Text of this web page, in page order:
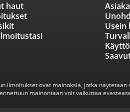
haut
Usein
ilmoitukset ovat mainoksia, jotka
mainontaan voit vaikuttaa